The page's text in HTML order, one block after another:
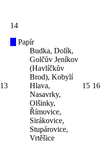
13
14
Papír
Budka, Dolík,
Golčův Jeníkov
(Havlíčkův
Brod), Kobylí
Hlava,
Nasavrky,
Olšinky,
Římovice,
Sirákovice,
Stupárovice,
Vrtěšice
15 16